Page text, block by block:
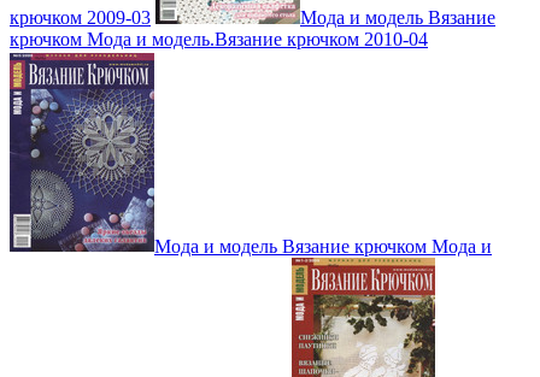
крючком 2009-03
Мода и модель Вязание
крючком Мода и модель.Вязание крючком 2010-04
Мода и модель Вязание крючком Мода и